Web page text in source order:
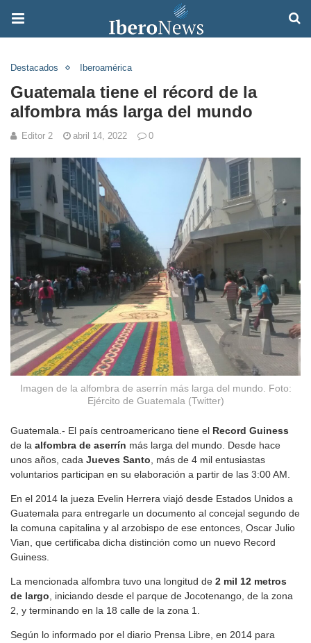
Destacados Iberoamérica
Guatemala tiene el récord de la
alfombra más larga del mundo
Editor 2 abril 14, 2022 0
Imagen de la alfombra de aserrín más larga del mundo. Foto:
Ejército de Guatemala (Twitter)
Guatemala.- El país centroamericano tiene el Record Guiness
de la alfombra de aserrín más larga del mundo. Desde hace
unos años, cada Jueves Santo, más de 4 mil entusiastas
voluntarios participan en su elaboración a partir de las 3:00 AM.
En el 2014 la jueza Evelin Herrera viajó desde Estados Unidos a
Guatemala para entregarle un documento al concejal segundo de
la comuna capitalina y al arzobispo de ese entonces, Oscar Julio
Vian, que certificaba dicha distinción como un nuevo Record
Guiness.
La mencionada alfombra tuvo una longitud de 2 mil 12 metros
de largo, iniciando desde el parque de Jocotenango, de la zona
2, y terminando en la 18 calle de la zona 1.
Según lo informado por el diario Prensa Libre, en 2014 para